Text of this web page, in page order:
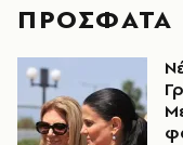
ΠΡΟΣΦΑΤΑ